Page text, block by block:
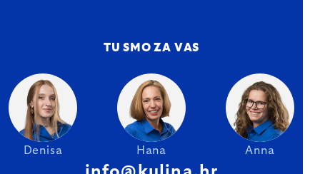
TU SMO ZA VAS
Denisa Hana Anna